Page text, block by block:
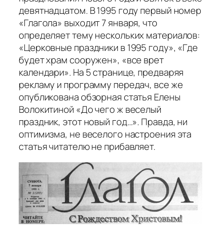
девятнадцатом. В 1995 году первый номер
«Глагола» выходит 7 января, что
определяет тему нескольких материалов:
«Церковные праздники в 1995 году», «Где
будет храм сооружен», «все врет
календари». На 5 странице, предваряя
рекламу и программу передач, все же
опубликована обзорная статья Елены
Волокитиной «До чего ж веселый
праздник, этот новый год…». Правда, ни
оптимизма, не веселого настроения эта
статья читателю не прибавляет.